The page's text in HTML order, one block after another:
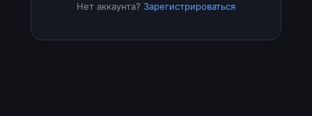
Нет аккаунта? Зарегистрироваться